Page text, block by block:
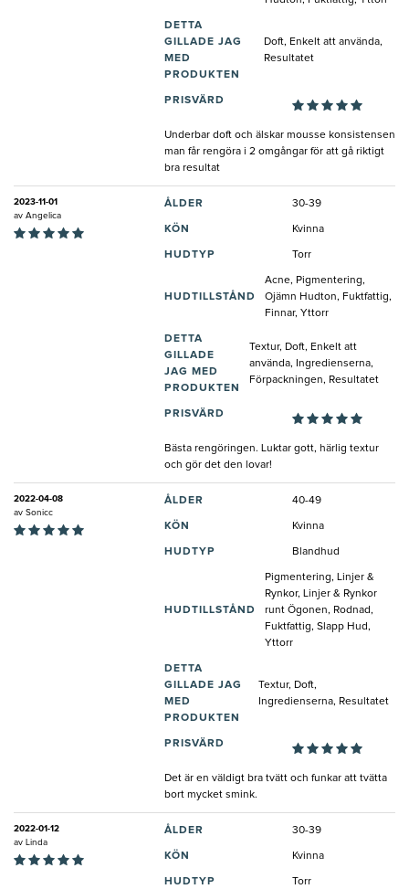
DETTA
GILLADE JAG
MED
PRODUKTEN
Doft, Enkelt att använda,
Resultatet
PRISVÄRD
Underbar doft och älskar mousse konsistensen
man får rengöra i 2 omgångar för att gå riktigt
bra resultat
2023-11-01
av Angelica
ÅLDER 30-39
KÖN Kvinna
HUDTYP Torr
HUDTILLSTÅND
Acne, Pigmentering,
Ojämn Hudton, Fuktfattig,
Finnar, Yttorr
DETTA
GILLADE
JAG MED
PRODUKTEN
Textur, Doft, Enkelt att
använda, Ingredienserna,
Förpackningen, Resultatet
PRISVÄRD
Bästa rengöringen. Luktar gott, härlig textur
och gör det den lovar!
2022-04-08
av Sonicc
ÅLDER 40-49
KÖN Kvinna
HUDTYP Blandhud
HUDTILLSTÅND
Pigmentering, Linjer &
Rynkor, Linjer & Rynkor
runt Ögonen, Rodnad,
Fuktfattig, Slapp Hud,
Yttorr
DETTA
GILLADE JAG
MED
PRODUKTEN
Textur, Doft,
Ingredienserna, Resultatet
PRISVÄRD
Det är en väldigt bra tvätt och funkar att tvätta
bort mycket smink.
2022-01-12
av Linda
ÅLDER 30-39
KÖN Kvinna
HUDTYP Torr